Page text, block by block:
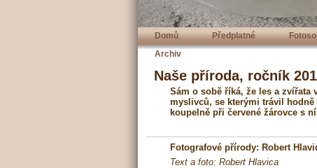
Domů Předplatné
Archiv
Naše příroda, ročník
Sám o sobě říká, že les a
myslivců, se kterými trávil hodně
koupelně při červené žárovce s
Fotografové přírody: Robert
Text a foto: Robert Hlavica